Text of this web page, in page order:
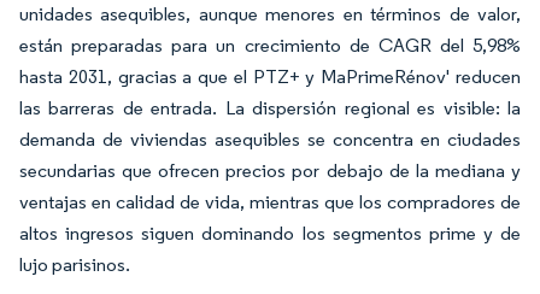
unidades asequibles, aunque menores en términos de valor,
están preparadas para un crecimiento de CAGR del 5,98%
hasta 2031, gracias a que el PTZ+ y MaPrimeRénov' reducen
las barreras de entrada. La dispersión regional es visible: la
demanda de viviendas asequibles se concentra en ciudades
secundarias que ofrecen precios por debajo de la mediana y
ventajas en calidad de vida, mientras que los compradores de
altos ingresos siguen dominando los segmentos prime y de
lujo parisinos.